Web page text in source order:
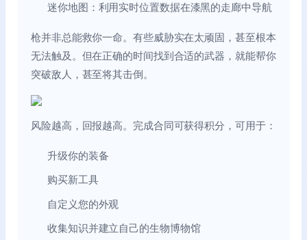
迷你地图：利用实时位置数据在漆黑的走廊中导航
枪并非总能救你一命。有些威胁实在太顽固，甚至根本
无法触及。但在正确的时间找到合适的武器，就能帮你
突破敌人，甚至将其击倒。
风险越高，回报越高。完成合同可获得积分，可用于：
升级你的装备
购买新工具
自定义您的外观
收集知识并建立自己的生物博物馆